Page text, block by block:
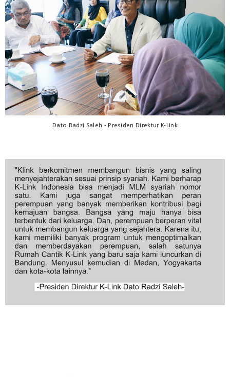
Dato Radzi Saleh - Presiden Direktur K-Link